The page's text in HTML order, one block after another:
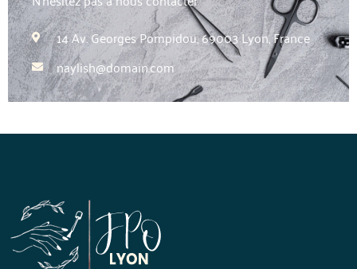
14 Av. Georges Pompidou, 69003 Lyon, France
naylish@domain.com